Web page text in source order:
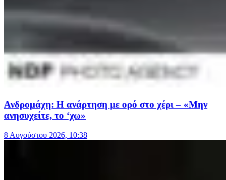
Ανδρομάχη: Η ανάρτηση με ορό στο χέρι – «Μην
ανησυχείτε, το ‘χω»
8 Αυγούστου 2026, 10:38